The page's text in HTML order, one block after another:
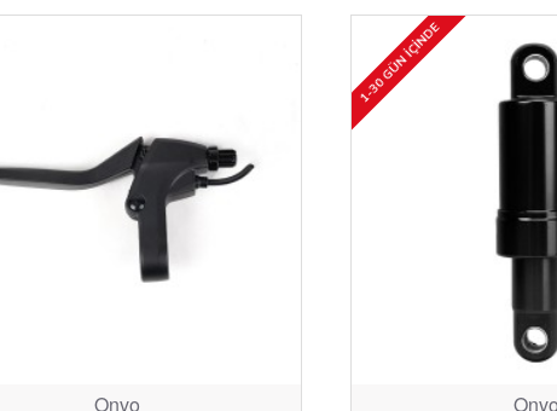
Onvo
1-30 GÜN İÇINDE